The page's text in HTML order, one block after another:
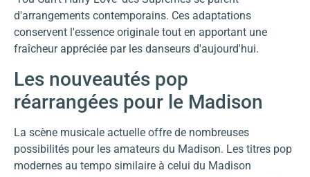
d'arrangements contemporains. Ces adaptations
conservent l'essence originale tout en apportant une
fraîcheur appréciée par les danseurs d'aujourd'hui.
Les nouveautés pop
réarrangées pour le Madison
La scène musicale actuelle offre de nombreuses
possibilités pour les amateurs du Madison. Les titres pop
modernes au tempo similaire à celui du Madison